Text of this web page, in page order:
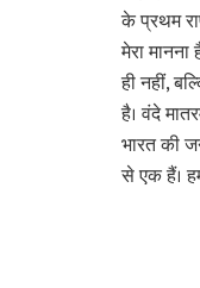
के प्रथम
मेरा
ही नहीं,
है। वंदे
भारत की
से एक हैं।